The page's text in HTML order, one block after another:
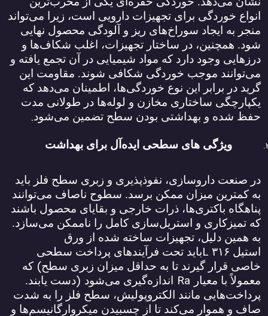
انواع خوردگی برای تجهیزات دارویی است، زیرا می‌تواند
منجر به ایجاد سوراخ‌های ریز و آلودگی محصول نهایی
شود. همچنین، در ساختار تجهیزات، اغلب شکاف‌ها و
درزهایی وجود دارد که مواد شیمیایی در آن تجمع یافته و
می‌توانند موجب خوردگی شکافی شوند. مقاومت این
گرید در برابر این نوع خوردگی‌ها، اطمینان می‌دهد که
یکپارچگی ساختاری مخازن و لوله‌ها در طولانی مدت
حفظ شده و بهداشتی بودن سطح تضمین می‌شود.
ویژگی ‌های سطحی ایده‌آل برای بهداشت
در صنعت داروسازی، نفوذپذیری و زبری سطح فلز باید
به کمترین میزان ممکن برسد. سطوح ناصاف می‌توانند
پناهگاه باکتری‌ها، ذرات خارجی و بقایای محصول باشند
که تمیزکاری و استریل‌سازی کامل را ناممکن می‌سازد.
به همین دلیل، تجهیزات ساخته شده از ورق
استیل ۳۱۶ Lباید تحت فرآیندهای پرداخت سطحی
خاصی قرار گیرند تا به حداقل میزان زبری سطح( که
معمولاً با معیار Ra اندازه‌گیری می‌شود )دست یابند.
پرداخت‌هایی مانند الکتروپولیش، سطح فلز را به شدت
صاف و هموار می‌کند تا از چسبیدن میکروارگانیسم‌ها و